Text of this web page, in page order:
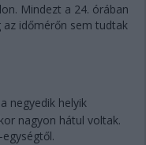
Mindezt a 24. órában
időmérőn sem tudtak
negyedik helyik
nagyon hátul voltak.